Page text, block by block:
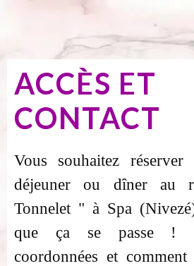
ACCÈS ET
CONTACT
Vous souhaitez
déjeuner ou dîner au
Tonnelet " à Spa
que ça se passe !
coordonnées et